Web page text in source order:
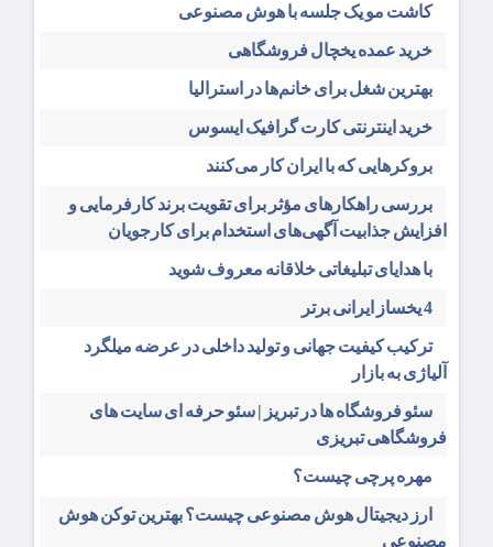
کاشت مو یک جلسه با هوش مصنوعی
خرید عمده یخچال فروشگاهی
بهترین شغل برای خانم‌ها در استرالیا
خرید اینترنتی کارت گرافیک ایسوس
بروکرهایی‌ که با ایران کار می‌کنند
بررسی راهکارهای مؤثر برای تقویت برند کارفرمایی و
افزایش جذابیت آگهی‌های استخدام برای کارجویان
با هدایای تبلیغاتی خلاقانه معروف شوید
4 یخساز ایرانی برتر
ترکیب کیفیت جهانی و تولید داخلی در عرضه میلگرد
آلیاژی به بازار
سئو فروشگاه‌ ها در تبریز | سئو حرفه ای سایت های
فروشگاهی تبریزی
مهره پرچی چیست؟
ارز دیجیتال هوش مصنوعی چیست؟ بهترین توکن هوش
مصنوعی